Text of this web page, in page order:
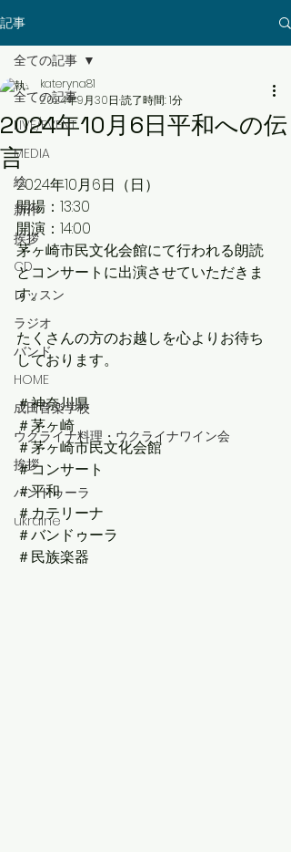
記事
全ての記事
LIVE/EVENT
MEDIA
絵
新作
挨拶
CD
レッスン
ラジオ
バンド
HOME
成田音楽学校
ウクライナ料理・ウクライナワイン会
挨拶
バンドゥーラ
ukraine
全ての記事
2024年10月6日平和への伝
言
kateryna81
2024年9月30日 読了時間: 1分
2024年10月6日（日）
開場：13:30
開演：14:00
茅ヶ崎市民文化会館にて行われる朗読
とコンサートに出演させていただきま
す。
たくさんの方のお越しを心よりお待ち
しております。
＃神奈川県
＃茅ヶ崎
＃茅ヶ崎市民文化会館
＃コンサート
＃平和
＃カテリーナ
＃バンドゥーラ
＃民族楽器